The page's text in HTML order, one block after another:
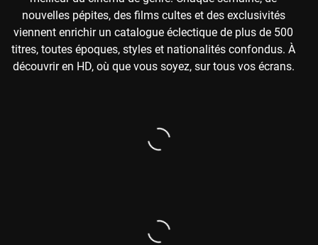
nouvelles pépites, des films cultes et des exclusivités
viennent enrichir un catalogue éclectique de plus de 500
titres, toutes époques, styles et nationalités confondus. À
découvrir en HD, où que vous soyez, sur tous vos écrans.